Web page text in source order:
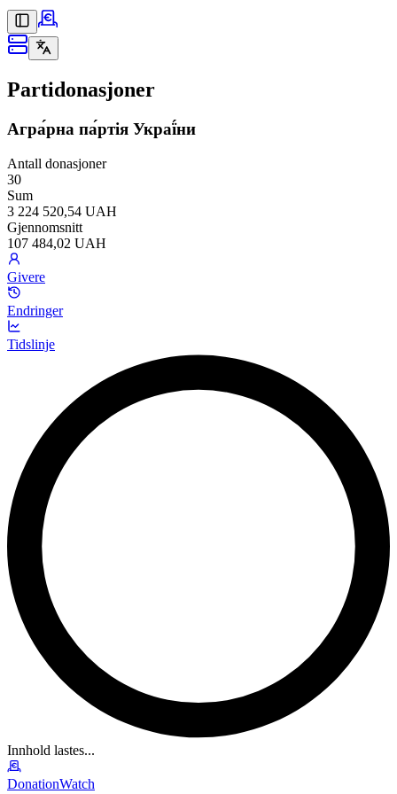
Partidonasjoner
Агра́рна па́ртія Украї́ни
Antall donasjoner
30
Sum
3 224 520,54 UAH
Gjennomsnitt
107 484,02 UAH
Givere
Endringer
Tidslinje
Innhold lastes...
DonationWatch